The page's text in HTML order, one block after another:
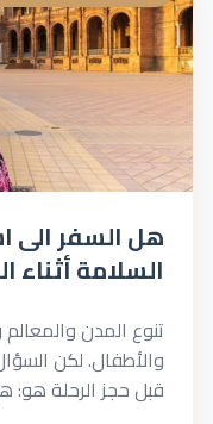
هل السفر الى
السلامة أثناء
تنوع المدن
والأطفال. لكن
قبل حجز الرحلة هو: